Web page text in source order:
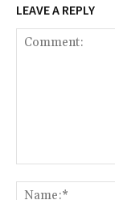
LEAVE A REPLY